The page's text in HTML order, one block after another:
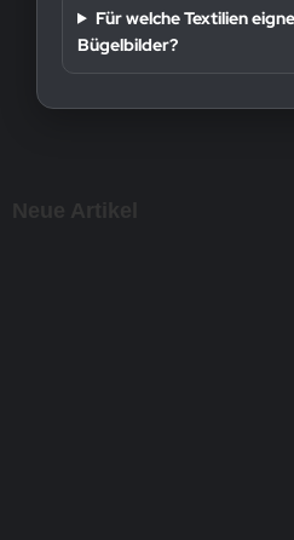
Für welche Textilien
Bügelbilder?